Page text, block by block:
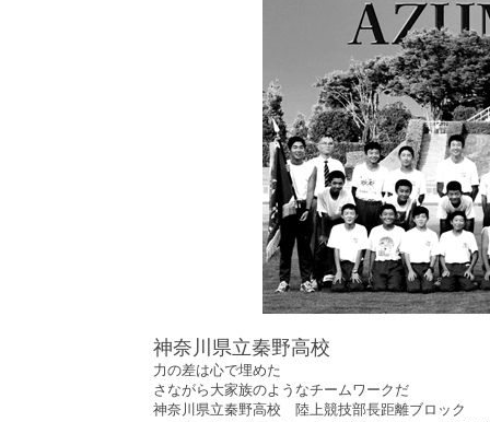
神奈川県立秦野高校
力の差は心で埋めた
さながら大家族のようなチームワークだ
神奈川県立秦野高校 陸上競技部長距離ブロック